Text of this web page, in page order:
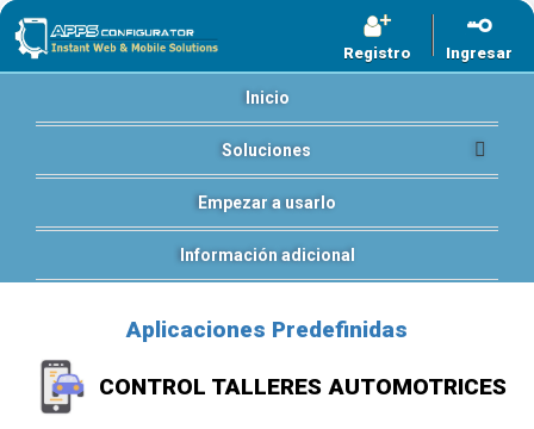
Registro Ingresar
Inicio
Soluciones
Empezar a usarlo
Información adicional
Aplicaciones Predefinidas
CONTROL TALLERES AUTOMOTRICES